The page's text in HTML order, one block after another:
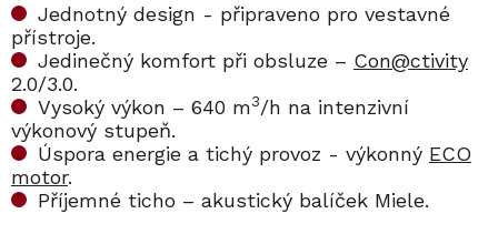
Jednotný design - připraveno pro vestavné
přístroje.
Jedinečný komfort při obsluze – Con@ctivity
2.0/3.0.
Vysoký výkon – 640 m3/h na intenzivní
výkonový stupeň.
Úspora energie a tichý provoz - výkonný ECO
motor.
Příjemné ticho – akustický balíček Miele.